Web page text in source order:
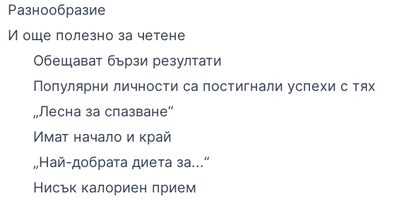
Разнообразие
И още полезно за четене
Обещават бързи резултати
Популярни личности са постигнали успехи с тях
„Лесна за спазване“
Имат начало и край
„Най-добрата диета за...“
Нисък калориен прием